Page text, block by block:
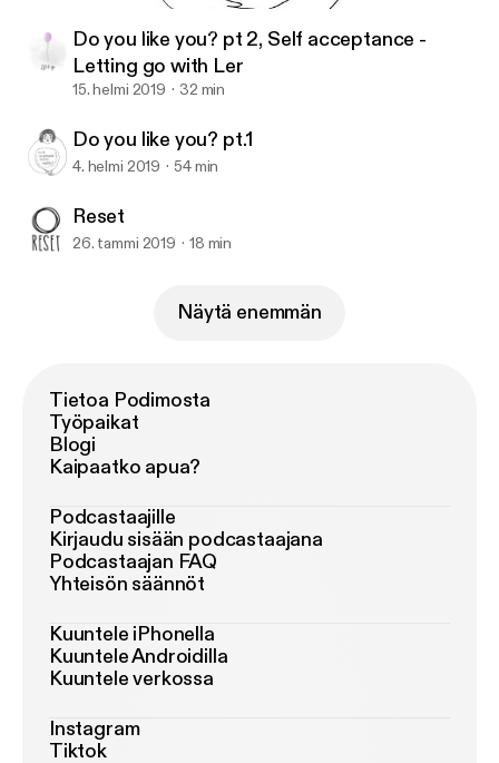
The mo.re podcast
Do you like you? pt 2, Self acceptance -
Letting go with Ler
15. helmi 2019 32 min
Do you like you? pt.1
4. helmi 2019 54 min
Reset
26. tammi 2019 18 min
Näytä enemmän
Tietoa Podimosta
Työpaikat
Blogi
Kaipaatko apua?
Podcastaajille
Kirjaudu sisään podcastaajana
Podcastaajan FAQ
Yhteisön säännöt
Kuuntele iPhonella
Kuuntele Androidilla
Kuuntele verkossa
Instagram
Tiktok